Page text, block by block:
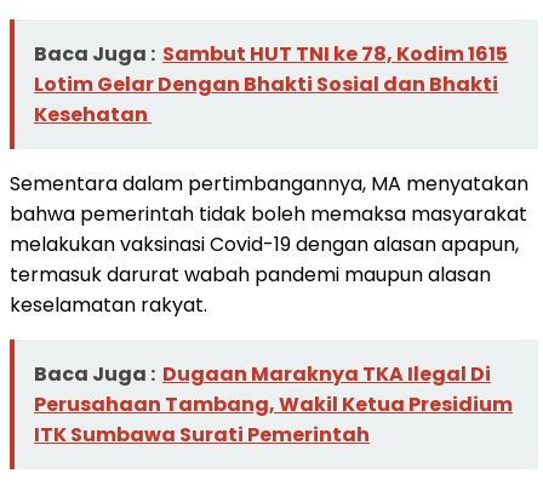
Baca Juga : Sambut HUT TNI ke 78, Kodim 1615
Lotim Gelar Dengan Bhakti Sosial dan Bhakti
Kesehatan
Sementara dalam pertimbangannya, MA menyatakan
bahwa pemerintah tidak boleh memaksa masyarakat
melakukan vaksinasi Covid-19 dengan alasan apapun,
termasuk darurat wabah pandemi maupun alasan
keselamatan rakyat.
Baca Juga : Dugaan Maraknya TKA Ilegal Di
Perusahaan Tambang, Wakil Ketua Presidium
ITK Sumbawa Surati Pemerintah